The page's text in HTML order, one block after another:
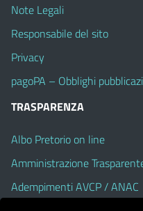
Note Legali
Responsabile del sito
Privacy
pagoPA – Obblighi
TRASPARENZA
Albo Pretorio on line
Amministrazione
Adempimenti AVCP / ANAC